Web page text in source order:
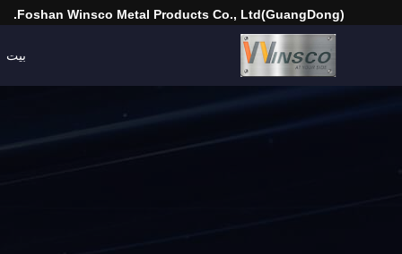
(GuangDong)Foshan Winsco Metal Products Co., Ltd.
بيت